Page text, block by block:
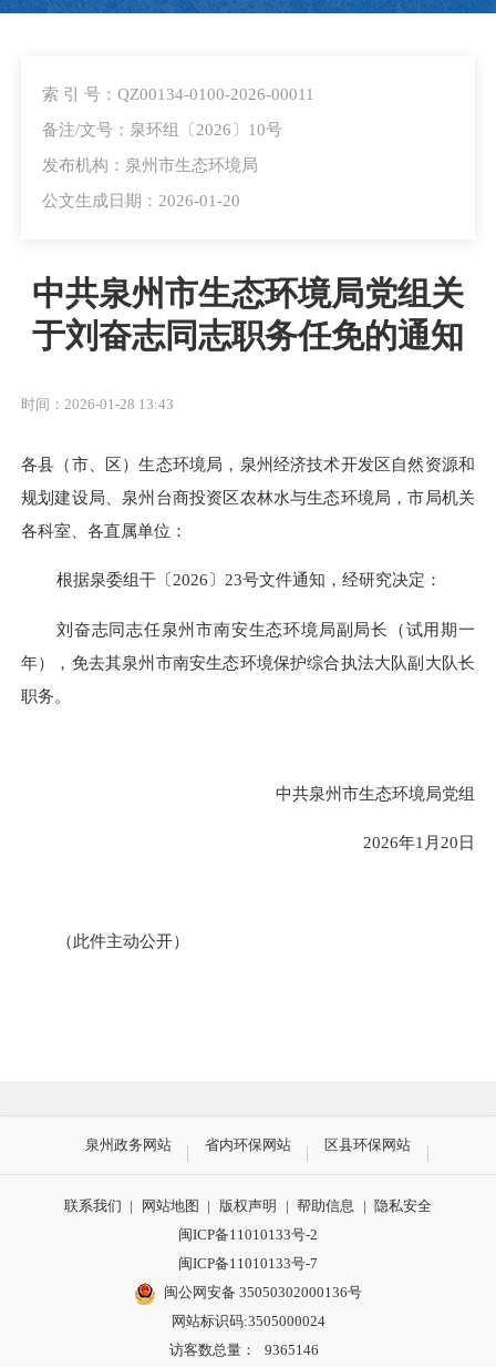
索 引 号：QZ00134-0100-2026-00011
备注/文号：泉环组〔2026〕10号
发布机构：泉州市生态环境局
公文生成日期：2026-01-20
中共泉州市生态环境局党组关
于刘奋志同志职务任免的通知
时间：2026-01-28 13:43
各县（市、区）生态环境局，泉州经济技术开发区自然资源和
规划建设局、泉州台商投资区农林水与生态环境局，市局机关
各科室、各直属单位：
根据泉委组干 〔2026〕 23号文件通知 ，经研究决定 ：
刘奋志同志任泉州市南安生态环境局副局长（试用期一
年），免去其泉州市南安生态环境保护综合执法大队副大队长
职务。
中共泉州市生态环境局党组
2026年1月20日
（此件主动公开）
泉州政务网站 省内环保网站 区县环保网站
联系我们 | 网站地图 | 版权声明 | 帮助信息 | 隐私安全
闽ICP备11010133号-2
闽ICP备11010133号-7
闽公网安备 35050302000136号
网站标识码:3505000024
访客数总量：
9365146